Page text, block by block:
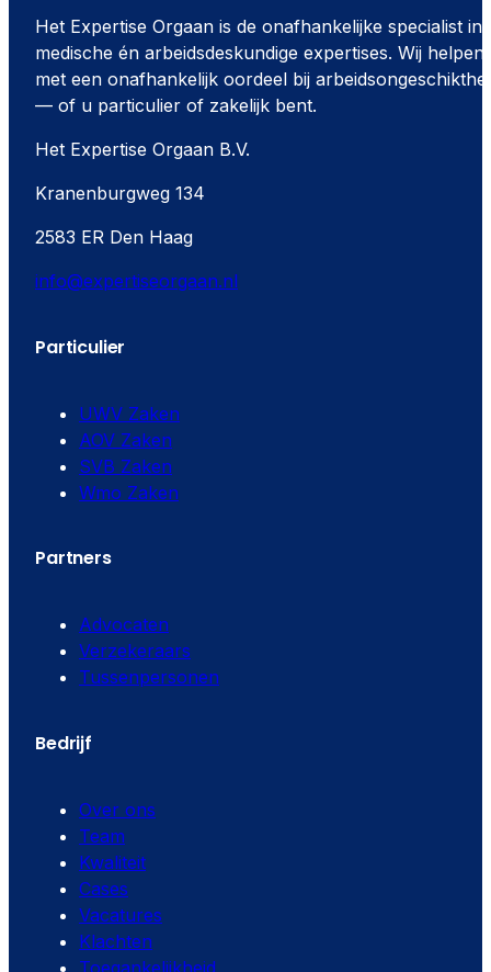
Het Expertise Orgaan is de onafhankelijke specialist in
medische én arbeidsdeskundige expertises. Wij helpen
met een onafhankelijk oordeel bij
— of u particulier of zakelijk bent.
Het Expertise Orgaan B.V.
Kranenburgweg 134
2583 ER Den Haag
info@expertiseorgaan.nl
Particulier
UWV Zaken
AOV Zaken
SVB Zaken
Wmo Zaken
Partners
Advocaten
Verzekeraars
Tussenpersonen
Bedrijf
Over ons
Team
Kwaliteit
Cases
Vacatures
Klachten
Toegankelijkheid